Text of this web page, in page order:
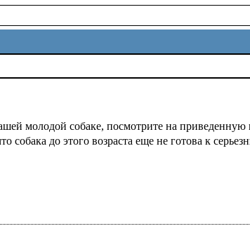
молодой собаке, посмотрите на
собака до этого возраста еще не готова к